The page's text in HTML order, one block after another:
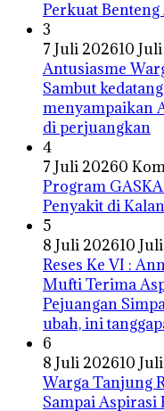
Perkuat
3
7 Juli 202610
Antusiasme
Sambut
menyampaikan
di perjuangkan
4
7 Juli 20260
Program
Penyakit di
5
8 Juli 202610
Reses Ke VI :
Mufti Terima
Pejuangan
ubah, ini
6
8 Juli 202610
Warga Tanjung
Sampai Aspirasi